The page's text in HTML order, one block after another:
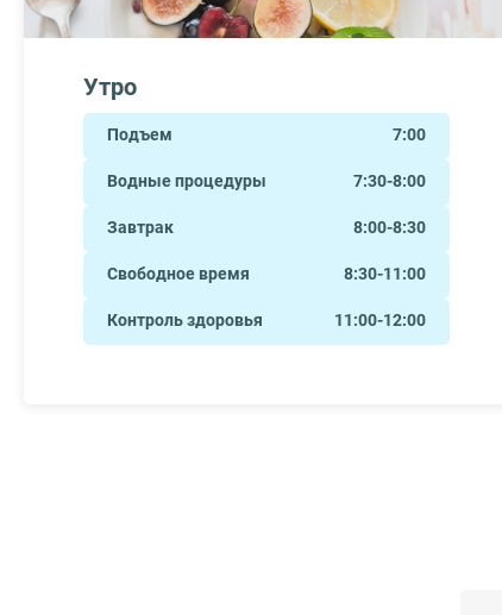
Утро
Подъем 7:00
Водные процедуры 7:30-8:00
Завтрак 8:00-8:30
Свободное время 8:30-11:00
Контроль здоровья 11:00-12:00